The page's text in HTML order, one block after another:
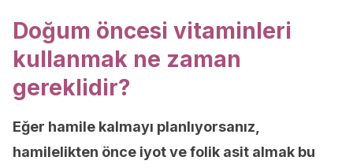
Doğum öncesi vitaminleri
kullanmak ne zaman
gereklidir?
Eğer hamile kalmayı planlıyorsanız,
hamilelikten önce iyot ve folik asit almak bu